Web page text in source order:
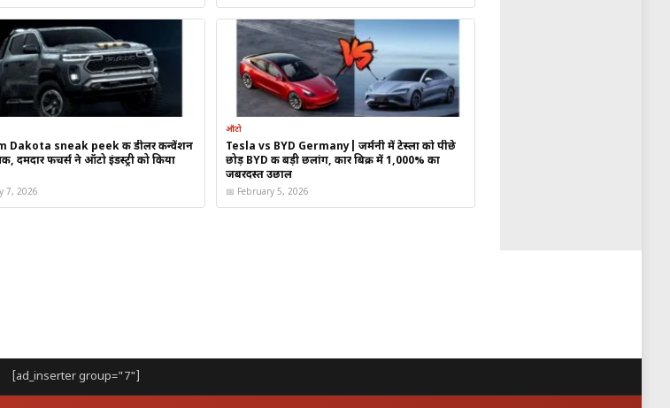
है। Mazda की यह डील:
Dakota sneak peek की डीलर कन्वेंशन
दमदार फीचर्स ने ऑटो इंडस्ट्री को किया
7, 2026
ऑटो
Tesla vs BYD Germany| जर्मनी में टेस्ला को पीछे
छोड़ BYD की बड़ी छलांग, कार बिक्री में 1,000% का
जबरदस्त उछाल
📅 February 5, 2026
[ad_inserter group="7"]